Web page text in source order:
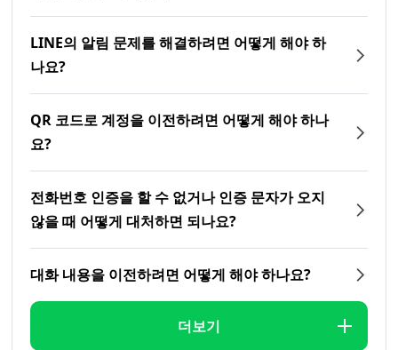
LINE의 알림 문제를 해결하려면 어떻게 해야 하
나요?
QR 코드로 계정을 이전하려면 어떻게 해야 하나
요?
전화번호 인증을 할 수 없거나 인증 문자가 오지
않을 때 어떻게 대처하면 되나요?
대화 내용을 이전하려면 어떻게 해야 하나요?
더보기